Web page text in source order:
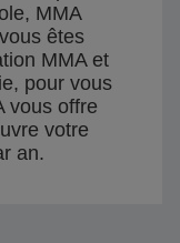
MMA
êtes
MMA et
pour vous
vous offre
votre
an.